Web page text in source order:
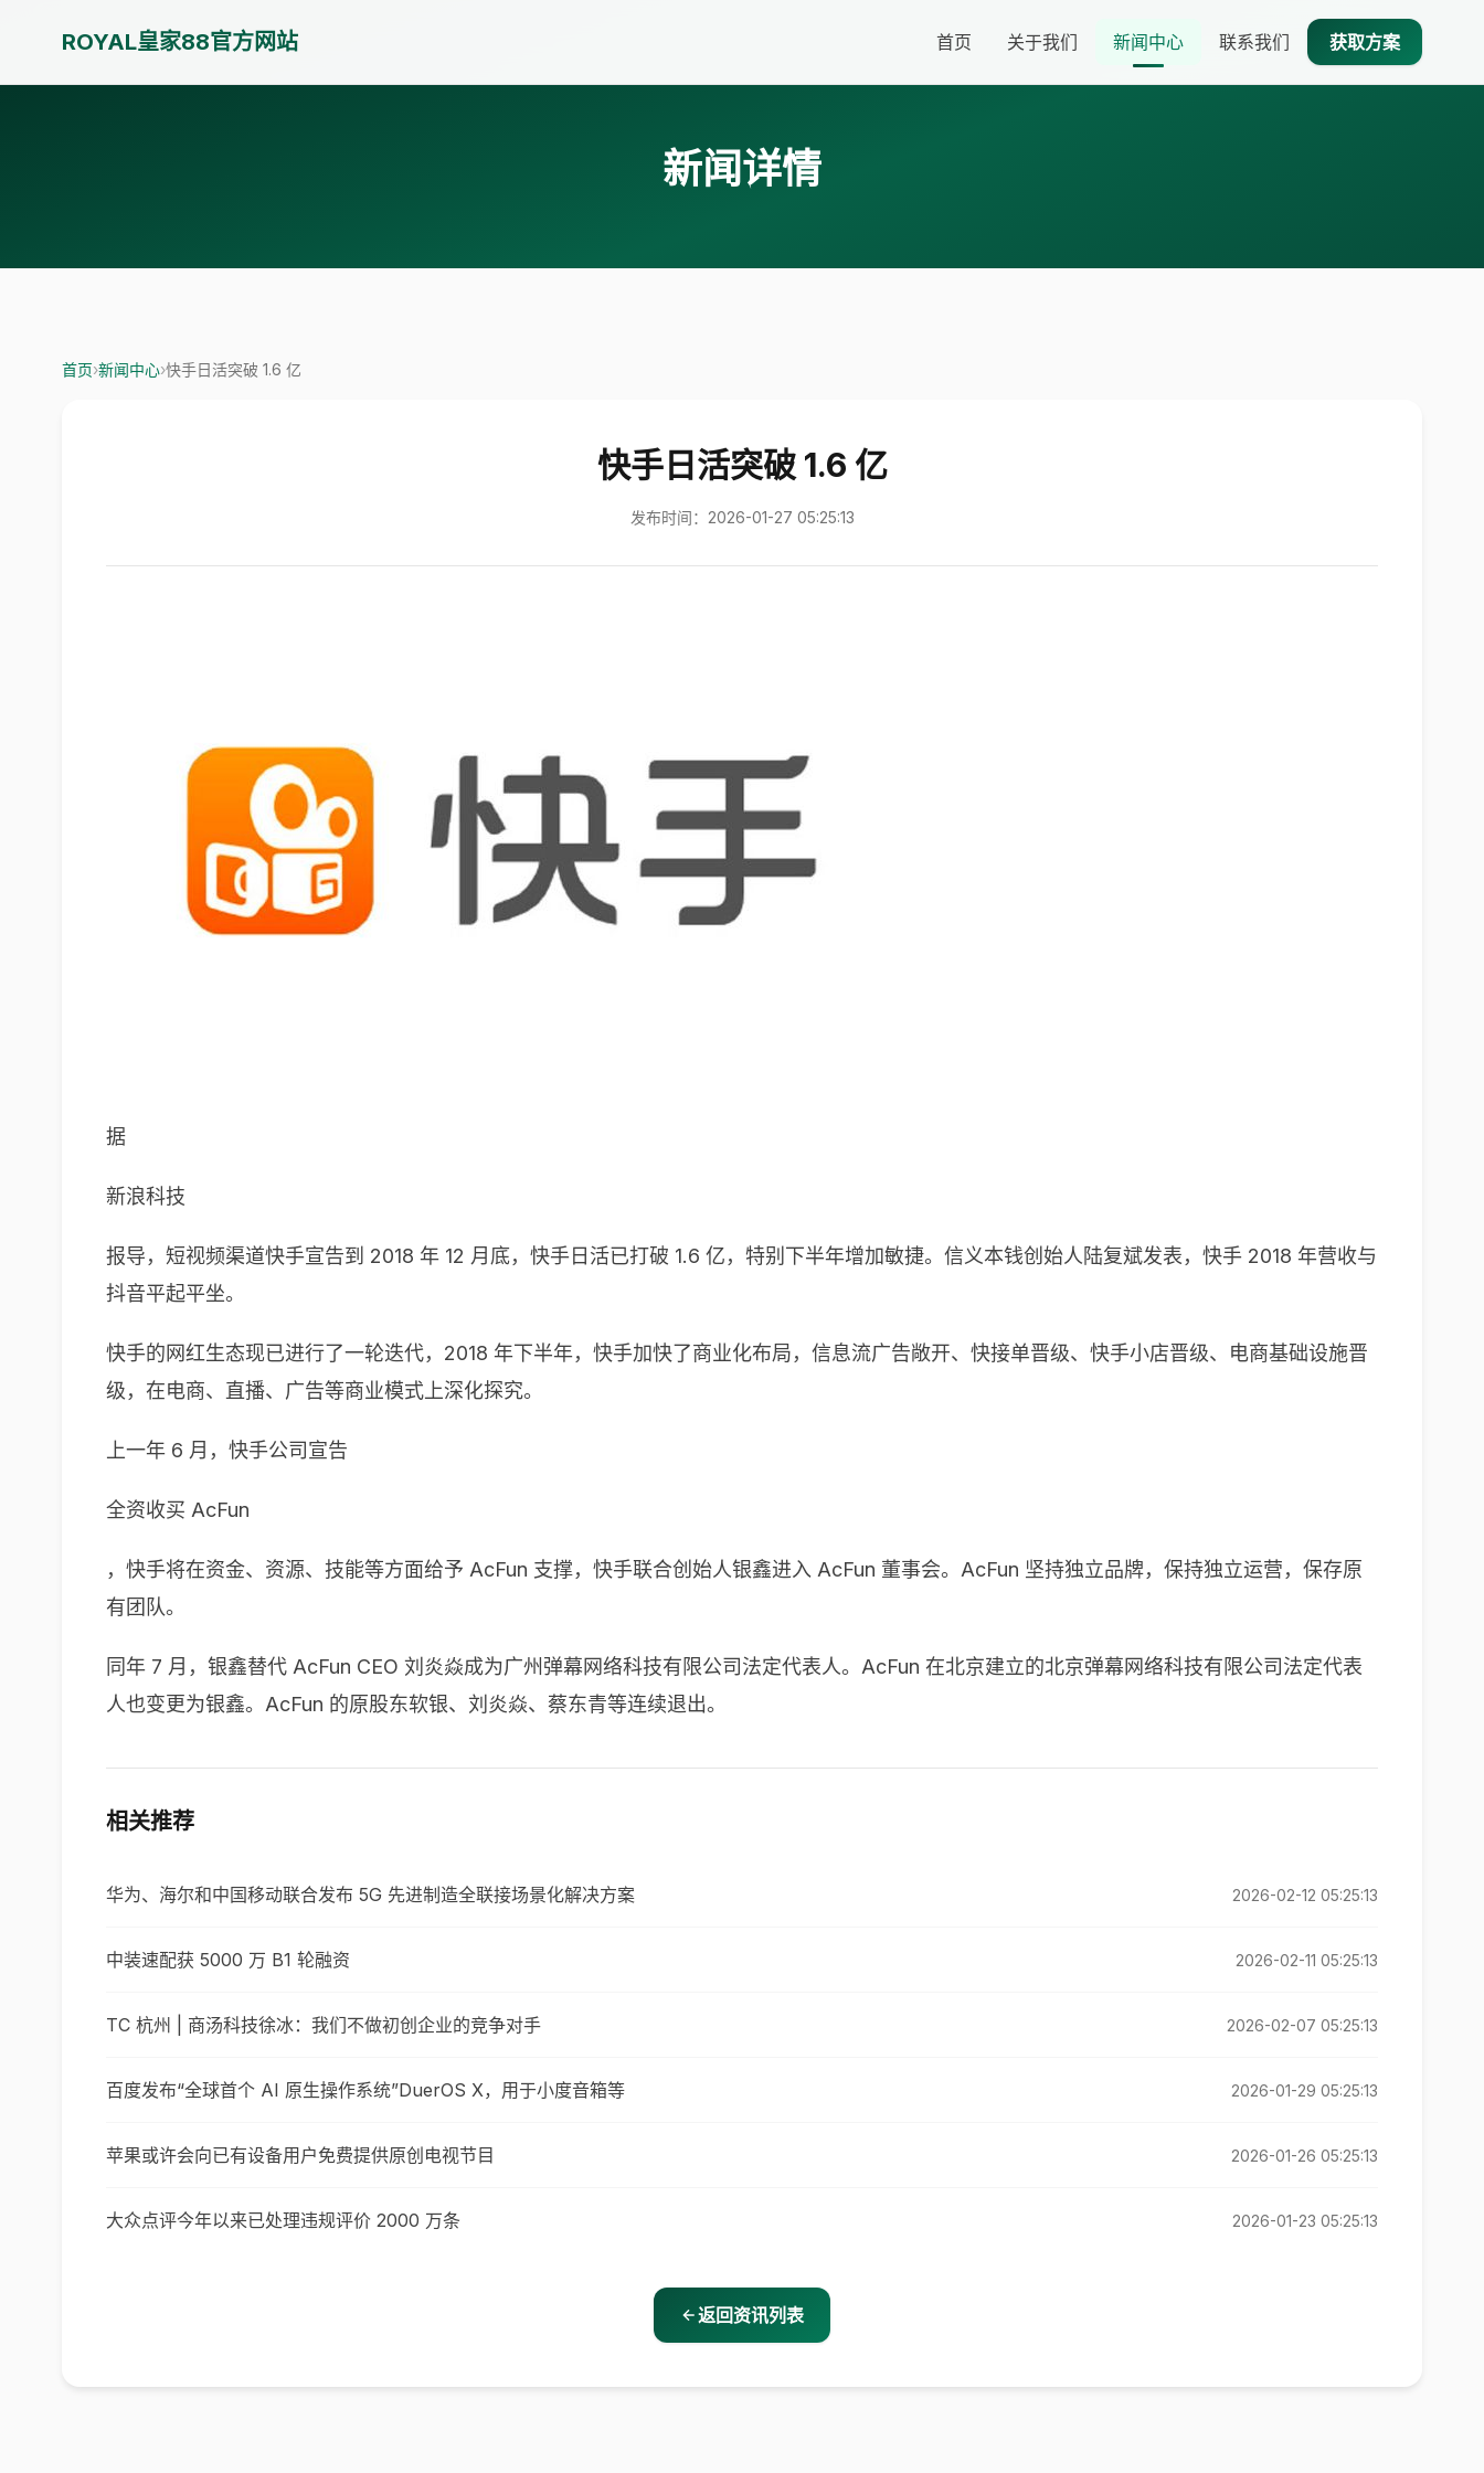
ROYAL皇家88官方网站 首页 关于我们 新闻中心 联系我们 获取方案
新闻详情
首页›新闻中心›快手日活突破 1.6 亿
快手日活突破 1.6 亿
发布时间：2026-01-27 05:25:13
据
新浪科技
报导，短视频渠道快手宣告到 2018 年 12 月底，快手日活已打破 1.6 亿，特别下半年增加敏捷。信义本钱创始人陆复斌发表，快手 2018 年营收与
抖音平起平坐。
快手的网红生态现已进行了一轮迭代，2018 年下半年，快手加快了商业化布局，信息流广告敞开、快接单晋级、快手小店晋级、电商基础设施晋
级，在电商、直播、广告等商业模式上深化探究。
上一年 6 月，快手公司宣告
全资收买 AcFun
，快手将在资金、资源、技能等方面给予 AcFun 支撑，快手联合创始人银鑫进入 AcFun 董事会。AcFun 坚持独立品牌，保持独立运营，保存原
有团队。
同年 7 月，银鑫替代 AcFun CEO 刘炎焱成为广州弹幕网络科技有限公司法定代表人。AcFun 在北京建立的北京弹幕网络科技有限公司法定代表
人也变更为银鑫。AcFun 的原股东软银、刘炎焱、蔡东青等连续退出。
相关推荐
华为、海尔和中国移动联合发布 5G 先进制造全联接场景化解决方案 2026-02-12 05:25:13
中装速配获 5000 万 B1 轮融资 2026-02-11 05:25:13
TC 杭州 | 商汤科技徐冰：我们不做初创企业的竞争对手 2026-02-07 05:25:13
百度发布“全球首个 AI 原生操作系统”DuerOS X，用于小度音箱等 2026-01-29 05:25:13
苹果或许会向已有设备用户免费提供原创电视节目 2026-01-26 05:25:13
大众点评今年以来已处理违规评价 2000 万条 2026-01-23 05:25:13
返回资讯列表